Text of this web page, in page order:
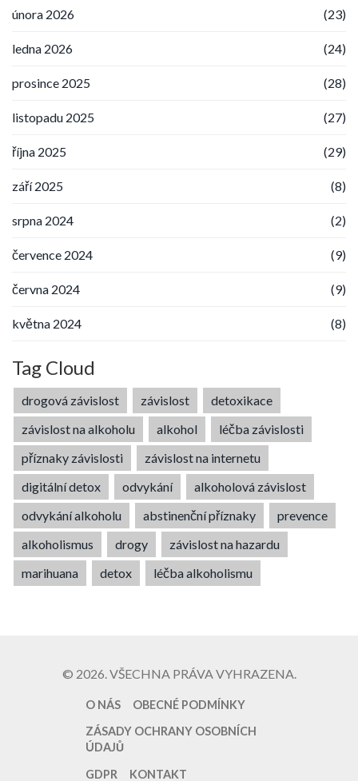
února 2026 (23)
ledna 2026 (24)
prosince 2025 (28)
listopadu 2025 (27)
října 2025 (29)
září 2025 (8)
srpna 2024 (2)
července 2024 (9)
června 2024 (9)
května 2024 (8)
Tag Cloud
drogová závislost závislost
detoxikace
závislost na alkoholu
alkohol
léčba závislosti
příznaky závislosti
závislost na internetu
digitální detox
odvykání
alkoholová závislost
odvykání alkoholu
abstinenční příznaky
prevence
alkoholismus
drogy
závislost na hazardu
marihuana
detox léčba alkoholismu
© 2026. VŠECHNA PRÁVA VYHRAZENA.
O NÁS
OBECNÉ PODMÍNKY
ZÁSADY OCHRANY OSOBNÍCH
ÚDAJŮ
GDPR
KONTAKT